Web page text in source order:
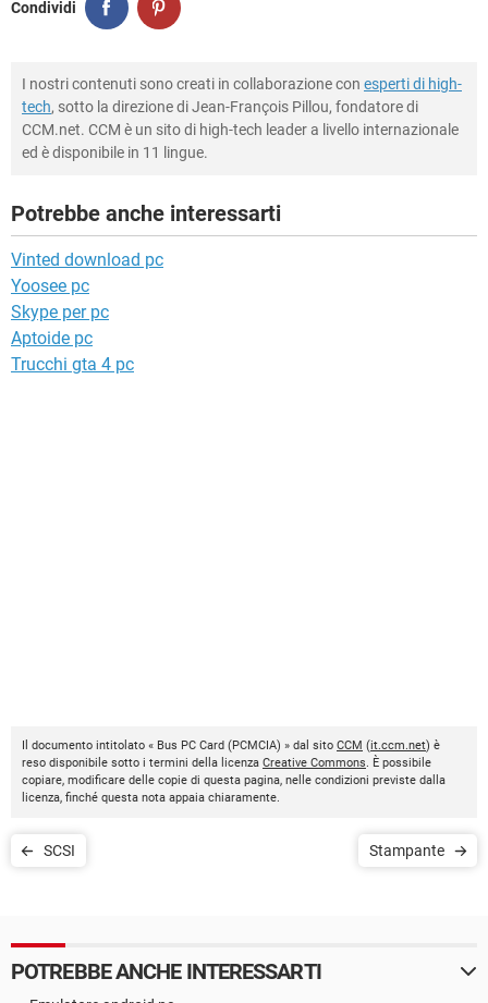
Condividi
I nostri contenuti sono creati in collaborazione con esperti di high-
tech, sotto la direzione di Jean-François Pillou, fondatore di
CCM.net. CCM è un sito di high-tech leader a livello internazionale
ed è disponibile in 11 lingue.
Potrebbe anche interessarti
Vinted download pc
Yoosee pc
Skype per pc
Aptoide pc
Trucchi gta 4 pc
Il documento intitolato « Bus PC Card (PCMCIA) » dal sito CCM (it.ccm.net) è
reso disponibile sotto i termini della licenza Creative Commons. È possibile
copiare, modificare delle copie di questa pagina, nelle condizioni previste dalla
licenza, finché questa nota appaia chiaramente.
SCSI Stampante
POTREBBE ANCHE INTERESSARTI